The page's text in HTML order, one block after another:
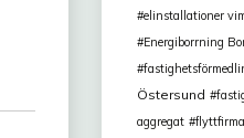
elinstallationer
Energiborrning
Östersund
aggregat
flyttfirma